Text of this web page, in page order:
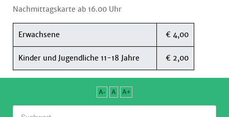
Nachmittagskarte ab 16.00 Uhr
Erwachsene € 4,00
Kinder und Jugendliche 11-18 Jahre € 2,00
A- A A+